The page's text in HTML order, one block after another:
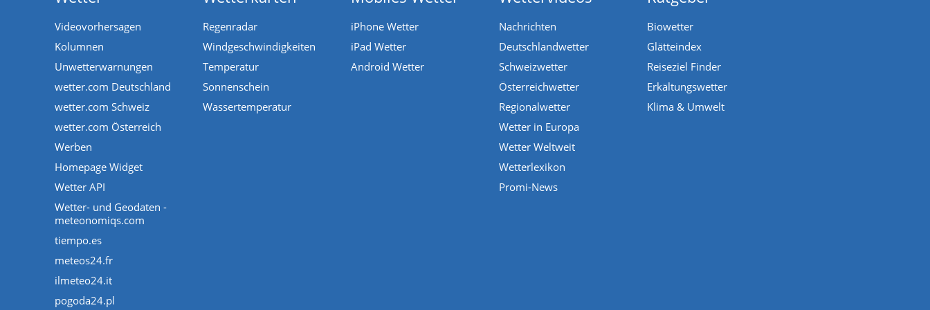
Videovorhersagen
Kolumnen
Unwetterwarnungen
wetter.com Deutschland
wetter.com Schweiz
wetter.com Österreich
Werben
Homepage Widget
Wetter API
Wetter- und Geodaten -
meteonomiqs.com
tiempo.es
meteos24.fr
ilmeteo24.it
pogoda24.pl
Regenradar
Windgeschwindigkeiten
Temperatur
Sonnenschein
Wassertemperatur
iPhone Wetter
iPad Wetter
Android Wetter
Nachrichten
Deutschlandwetter
Schweizwetter
Österreichwetter
Regionalwetter
Wetter in Europa
Wetter Weltweit
Wetterlexikon
Promi-News
Biowetter
Glätteindex
Reiseziel Finder
Erkältungswetter
Klima & Umwelt